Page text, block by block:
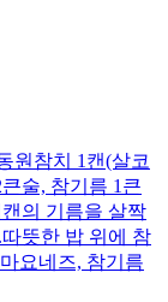
원참치 1캔(살코
술, 참기름 1큰
의 기름을 살짝
뜻한 밥 위에 참
요네즈, 참기름